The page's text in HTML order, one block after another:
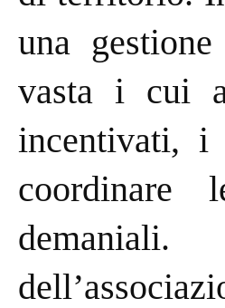
una
vasta i cui
incentivati, i
coordinare